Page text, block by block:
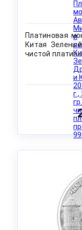
Платиновая
Китая
чистой